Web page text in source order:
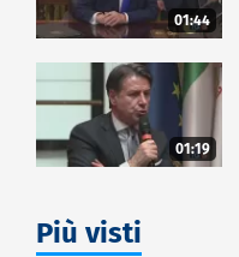
01:44
01:19
Più visti